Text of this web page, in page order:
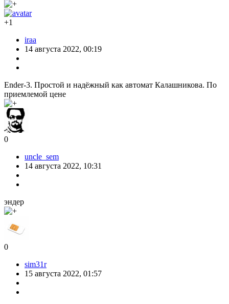
+1
iraa
14 августа 2022, 00:19
Ender-3. Простой и надёжный как автомат Калашникова. По
приемлемой цене
0
uncle_sem
14 августа 2022, 10:31
эндер
0
sim31r
15 августа 2022, 01:57